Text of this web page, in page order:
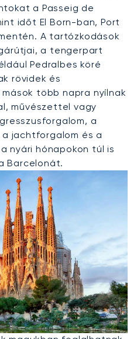
a Passeig de
időt El Born-ban, Port
A tartózkodások
a tengerpart
Pedralbes köré
rövidek és
több napra nyílnak
művészettel vagy
a
jachtforgalom és a
nyári hónapokon túl is
Barcelonát.
Madridba